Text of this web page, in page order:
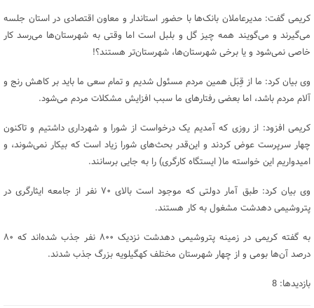
کریمی گفت: مدیرعاملان بانک‌ها با حضور استاندار و معاون اقتصادی در استان جلسه
می‌گیرند و می‌گویند همه چیز گل و بلبل است اما وقتی به شهرستان‌ها می‌رسد کار
خاصی نمی‌شود و یا برخی شهرستان‌ها، شهرستان‌تر هستند؟!
وی بیان کرد: ما از قِبَل همین مردم مسئول شدیم و تمام سعی ما باید بر کاهش رنج و
آلام مردم باشد، اما بعضی رفتارهای ما سبب افزایش مشکلات مردم می‌شود.
کریمی افزود: از روزی که آمدیم یک درخواست از شورا و شهرداری داشتیم و تاکنون
چهار سرپرست عوض کردند و این‌قدر بحث‌های شورا زیاد است که بیکار نمی‌شوند، و
امیدواریم این خواسته ما( ایستگاه کارگری) را به جایی برسانند.
وی بیان کرد: طبق آمار دولتی که موجود است بالای ۷۰ نفر از جامعه ایثارگری در
پتروشیمی دهدشت مشغول به کار هستند.
به گفته کریمی در زمینه پتروشیمی دهدشت نزدیک ۸۰۰ نفر جذب شده‌اند که ۸۰
درصد آن‌ها بومی و از چهار شهرستان مختلف کهگیلویه بزرگ جذب شدند.
بازدیدها: 8